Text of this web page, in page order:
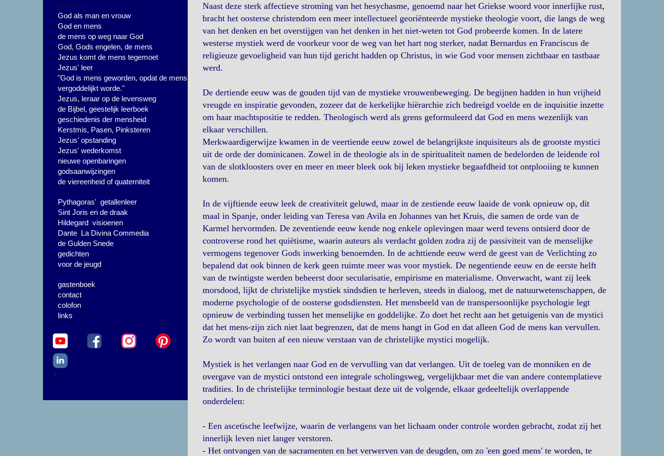
- - - - - - -
God als man en vrouw
God en mens
de mens op weg naar God
God, Gods engelen, de mens
Jezus komt de mens tegemoet
Jezus' leer
"God is mens geworden, opdat de mens
vergoddelijkt worde."
Jezus, leraar op de levensweg
de Bijbel, geestelijk leerboek
geschiedenis der mensheid
Kerstmis, Pasen, Pinksteren
Jezus' opstanding
Jezus' wederkomst
nieuwe openbaringen
godsaanwijzingen
de viereenheid of quaterniteit
Pythagoras' getallenleer
Sint Joris en de draak
Hildegard visioenen
Dante La Divina Commedia
de Gulden Snede
gedichten
voor de jeugd
gastenboek
contact
colofon
links
<
Naast deze sterk affectieve stroming van het hesychasme, genoemd naar het Griekse woord voor innerlijke rust,
bracht het oosterse christendom een meer intellectueel georiënteerde mystieke theologie voort, die langs de weg
van het denken en het overstijgen van het denken in het niet-weten tot God probeerde komen. In de latere
westerse mystiek werd de voorkeur voor de weg van het hart nog sterker, nadat Bernardus en Franciscus de
religieuze gevoeligheid van hun tijd gericht hadden op Christus, in wie God voor mensen zichtbaar en tastbaar
werd.
De dertiende eeuw was de gouden tijd van de mystieke vrouwenbeweging. De begijnen hadden in hun vrijheid
vreugde en inspiratie gevonden, zozeer dat de kerkelijke hiërarchie zich bedreigd voelde en de inquisitie inzette
om haar machtspositie te redden. Theologisch werd als grens geformuleerd dat God en mens wezenlijk van
elkaar verschillen.
Merkwaardigerwijze kwamen in de veertiende eeuw zowel de belangrijkste inquisiteurs als de grootste mystici
uit de orde der dominicanen. Zowel in de theologie als in de spiritualiteit namen de bedelorden de leidende rol
van de slotkloosters over en meer en meer bleek ook bij leken mystieke begaafdheid tot ontplooiing te kunnen
komen.
In de vijftiende eeuw leek de creativiteit geluwd, maar in de zestiende eeuw laaide de vonk opnieuw op, dit
maal in Spanje, onder leiding van Teresa van Avila en Johannes van het Kruis, die samen de orde van de
Karmel hervormden. De zeventiende eeuw kende nog enkele oplevingen maar werd tevens ontsierd door de
controverse rond het quiëtisme, waarin auteurs als verdacht golden zodra zij de passiviteit van de menselijke
vermogens tegenover Gods inwerking benoemden. In de achttiende eeuw werd de geest van de Verlichting zo
bepalend dat ook binnen de kerk geen ruimte meer was voor mystiek. De negentiende eeuw en de eerste helft
van de twintigste werden beheerst door secularisatie, empirisme en materialisme. Onverwacht, want zij leek
morsdood, lijkt de christelijke mystiek sindsdien te herleven, steeds in dialoog, met de natuurwetenschappen, de
moderne psychologie of de oosterse godsdiensten. Het mensbeeld van de transpersoonlijke psychologie legt
opnieuw de verbinding tussen het menselijke en goddelijke. Zo doet het recht aan het getuigenis van de mystici
dat het mens-zijn zich niet laat begrenzen, dat de mens hangt in God en dat alleen God de mens kan vervullen.
Zo wordt van buiten af een nieuw verstaan van de christelijke mystici mogelijk.
Mystiek is het verlangen naar God en de vervulling van dat verlangen. Uit de toeleg van de monniken en de
overgave van de mystici ontstond een integrale scholingsweg, vergelijkbaar met die van andere contemplatieve
tradities. In de christelijke terminologie bestaat deze uit de volgende, elkaar gedeeltelijk overlappende
onderdelen:
- Een ascetische leefwijze, waarin de verlangens van het lichaam onder controle worden gebracht, zodat zij het
innerlijk leven niet langer verstoren.
- Het ontvangen van de sacramenten en het verwerven van de deugden, om zo 'een goed mens' te worden, te